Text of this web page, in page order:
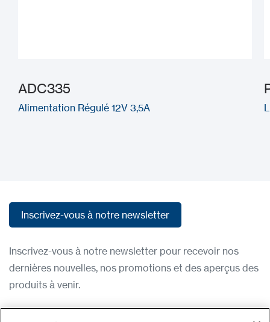
ADC335
Alimentation Régulé 12V 3,5A
Inscrivez-vous à notre newsletter
Inscrivez-vous à notre newsletter pour recevoir nos
dernières nouvelles, nos promotions et des aperçus des
produits à venir.